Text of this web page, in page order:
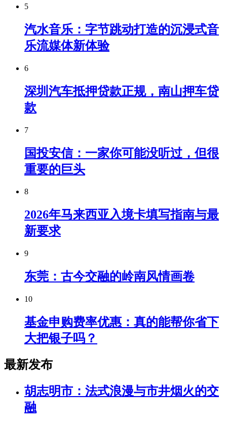
5
汽水音乐：字节跳动打造的沉浸式音
乐流媒体新体验
6
深圳汽车抵押贷款正规，南山押车贷
款
7
国投安信：一家你可能没听过，但很
重要的巨头
8
2026年马来西亚入境卡填写指南与最
新要求
9
东莞：古今交融的岭南风情画卷
10
基金申购费率优惠：真的能帮你省下
大把银子吗？
最新发布
胡志明市：法式浪漫与市井烟火的交
融